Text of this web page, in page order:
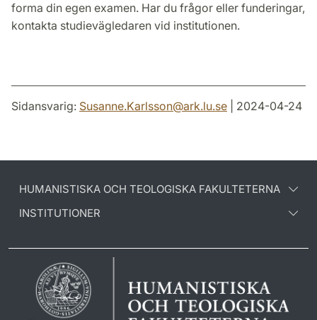
forma din egen examen. Har du frågor eller funderingar,
kontakta studievägledaren vid institutionen.
Sidansvarig: Susanne.Karlsson@ark.lu.se | 2024-04-24
HUMANISTISKA OCH TEOLOGISKA FAKULTETERNA
INSTITUTIONER